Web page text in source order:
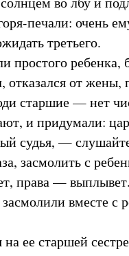
печали: очень
третьего.
простого ребенка,
от жены,
старшие — нет
и придумали:
судья, —
засмолить с
права —
вместе с
ее старшей